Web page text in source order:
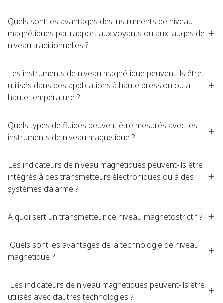
Quels sont les avantages des instruments de niveau
magnétiques par rapport aux voyants ou aux jauges de
niveau traditionnelles ?​ ​
Les instruments de niveau magnétique peuvent-ils être
utilisés dans des applications à haute pression ou à
haute température ?​
Quels types de fluides peuvent être mesurés avec les
instruments de niveau magnétique ?​
Les indicateurs de niveau magnétiques peuvent-ils être
intégrés à des transmetteurs électroniques ou à des
systèmes d’alarme ?​
À quoi sert un transmetteur de niveau magnétostrictif ?
​ Quels sont les avantages de la technologie de niveau
magnétique ?
​ Les indicateurs de niveau magnétiques peuvent-ils être
utilisés avec d’autres technologies ?